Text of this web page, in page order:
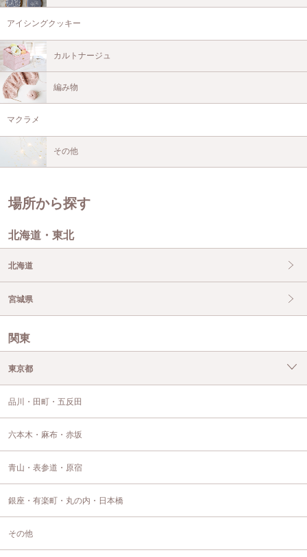
アイシングクッキー
カルトナージュ
編み物
マクラメ
その他
場所から探す
北海道・東北
北海道
宮城県
関東
東京都
品川・田町・五反田
六本木・麻布・赤坂
青山・表参道・原宿
銀座・有楽町・丸の内・日本橋
その他